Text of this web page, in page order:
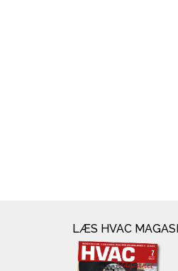
LÆS HVAC